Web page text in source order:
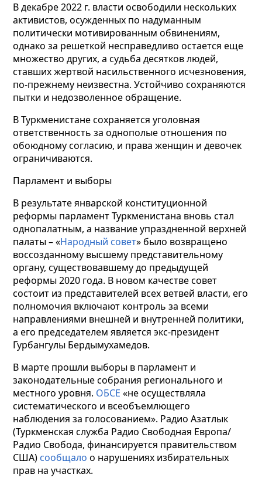
В декабре 2022 г. власти освободили нескольких
активистов, осужденных по надуманным
политически мотивированным обвинениям,
однако за решеткой несправедливо остается еще
множество других, а судьба десятков людей,
ставших жертвой насильственного исчезновения,
по-прежнему неизвестна. Устойчиво сохраняются
пытки и недозволенное обращение.
В Туркменистане сохраняется уголовная
ответственность за однополые отношения по
обоюдному согласию, и права женщин и девочек
ограничиваются.
Парламент и выборы
В результате январской конституционной
реформы парламент Туркменистана вновь стал
однопалатным, а название упраздненной верхней
палаты – «Народный совет» было возвращено
воссозданному высшему представительному
органу, существовавшему до предыдущей
реформы 2020 года. В новом качестве совет
состоит из представителей всех ветвей власти, его
полномочия включают контроль за всеми
направлениями внешней и внутренней политики,
а его председателем является экс-президент
Гурбангулы Бердымухамедов.
В марте прошли выборы в парламент и
законодательные собрания регионального и
местного уровня. ОБСЕ «не осуществляла
систематического и всеобъемлющего
наблюдения за голосованием». Радио Азатлык
(Туркменская служба Радио Свободная Европа/
Радио Свобода, финансируется правительством
США) сообщало о нарушениях избирательных
прав на участках.